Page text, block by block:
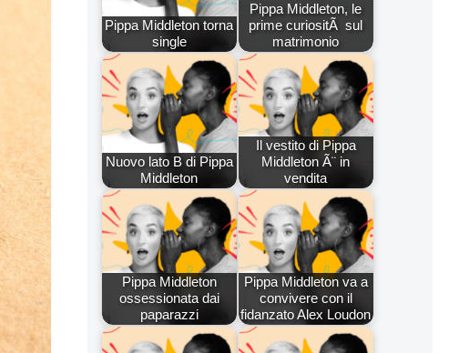
Pippa Middleton torna
single
Pippa Middleton, le
prime curiositÃ sul
matrimonio
Nuovo lato B di Pippa
Middleton
Il vestito di Pippa
Middleton Ã¨ in
vendita
Pippa Middleton
ossessionata dai
paparazzi
Pippa Middleton va a
convivere con il
fidanzato Alex Loudon